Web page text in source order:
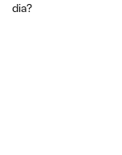
dia?